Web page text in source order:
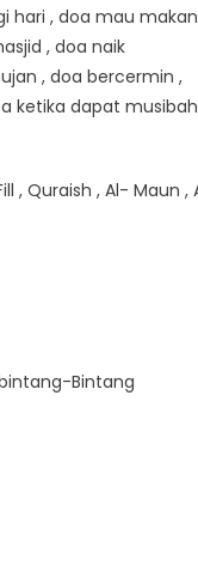
hari , doa mau
, doa naik
, doa bercermin ,
ketika dapat musibah
, Quraish , Al- Maun ,
Bintang